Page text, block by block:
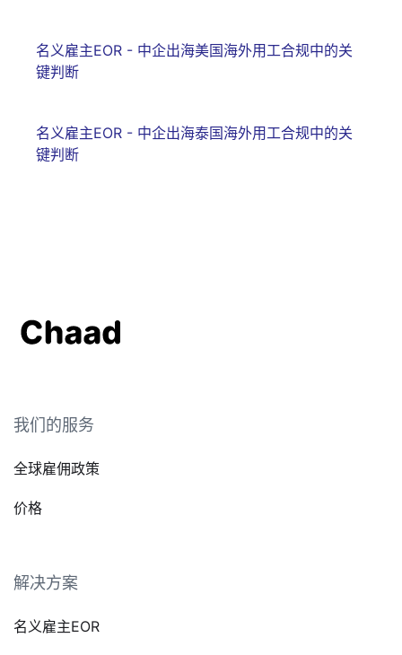
名义雇主EOR - 中企出海美国海外用工合规中的关
键判断
名义雇主EOR - 中企出海泰国海外用工合规中的关
键判断
我们的服务
全球雇佣政策
价格
解决方案
名义雇主EOR